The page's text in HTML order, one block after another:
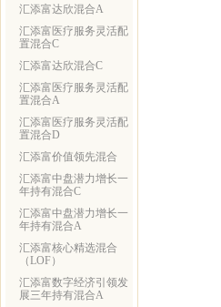
汇添富达欣混合A
汇添富医疗服务灵活配
置混合C
汇添富达欣混合C
汇添富医疗服务灵活配
置混合A
汇添富医疗服务灵活配
置混合D
汇添富价值领先混合
汇添富中盘潜力增长一
年持有混合C
汇添富中盘潜力增长一
年持有混合A
汇添富核心精选混合
（LOF）
汇添富数字经济引领发
展三年持有混合A